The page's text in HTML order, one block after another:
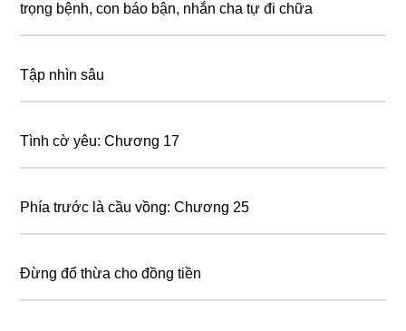
trọng bệnh, con báo bận, nhắn cha tự đi chữa
Tập nhìn sâu
Tình cờ yêu: Chương 17
Phía trước là cầu vồng: Chương 25
Đừng đổ thừa cho đồng tiền